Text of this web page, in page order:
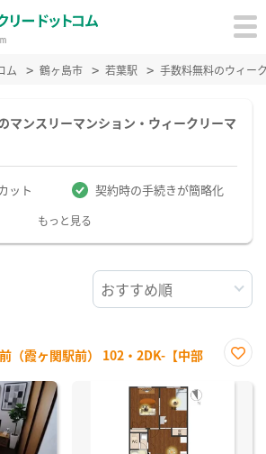
ム 鶴ヶ島市 若葉駅 手数料無料のウィー
マンスリーマンション・ウィークリーマ
ット 契約時の手続きが簡略化
もっと見る
（霞ヶ関駅前） 102・2DK-【中部
に入